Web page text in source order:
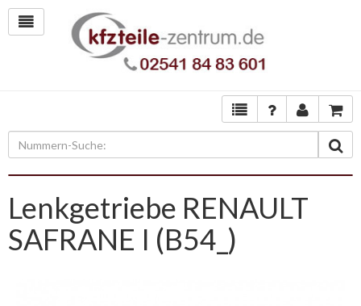
Lenkgetriebe RENAULT
SAFRANE I (B54_)